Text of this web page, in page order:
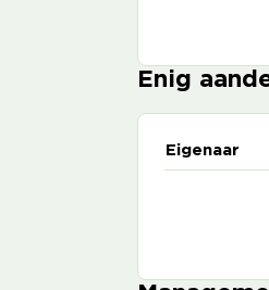
Enig
Eigenaar